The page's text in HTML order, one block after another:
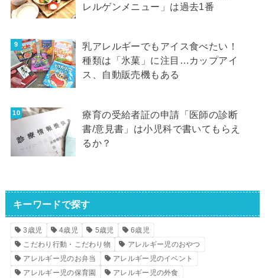
レルゲンメニュー」は過去1番
乳アレルギーでもアイス食べたい！
種類は「氷菓」に注目…カップアイ
ス、自動販売機もある
療育の受給者証の申請「医師の診断
書/意見書」は小児科で書いてもらえ
るか？
キーワードで探す
3歳児 4歳児 5歳児
6歳児
こだわり行動・こだわり物
アレルギー児のおやつ
アレルギー児のお弁当
アレルギー児のイベント
アレルギー児の保育園
アレルギー児の外食